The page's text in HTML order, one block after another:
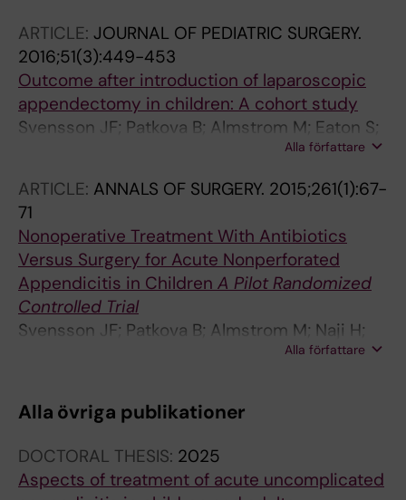
ARTICLE: JOURNAL OF PEDIATRIC SURGERY.
2016;51(3):449-453
Outcome after introduction of laparoscopic
appendectomy in children: A cohort study
Svensson JF; Patkova B; Almstrom M; Eaton S;
Alla författare
ARTICLE: ANNALS OF SURGERY. 2015;261(1):67-
71
Nonoperative Treatment With Antibiotics
Versus Surgery for Acute Nonperforated
Appendicitis in Children A Pilot Randomized
Controlled Trial
Svensson JF; Patkova B; Almstrom M; Naji H;
Hall NJ; Eaton S; Pierro A; Wester TAlla författare
Alla övriga publikationer
DOCTORAL THESIS: 2025
Aspects of treatment of acute uncomplicated